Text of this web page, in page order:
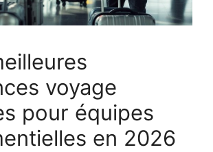
voyage
pour équipes
en 2026